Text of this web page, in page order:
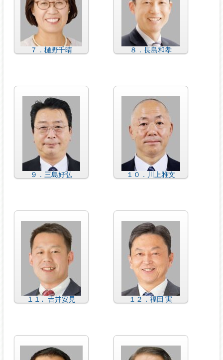
７．樋野千晴 ８．長島和孝
９．三島好弘 １０．川上雅文
１１．𠮷井安見 １２．福田 実